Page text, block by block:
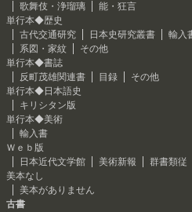
歌舞伎・浄瑠璃
能・狂言
単行本◆歴史
古代交通研究
日本史研究叢書 輸入
系図・家紋
その他
単行本◆書誌
反町茂雄関連書
目録
その他
単行本◆日本語史
キリシタン版
単行本◆美術
輸入書
Ｗｅｂ版
日本近代文学館
美術新報 群書類従
美本なし
美本がありません
古書